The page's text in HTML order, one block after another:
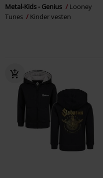
Metal-Kids - Genius
Looney
Tunes
Kinder vesten